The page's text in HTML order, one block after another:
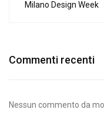
Milano Design Week
Commenti recenti
Nessun commento da